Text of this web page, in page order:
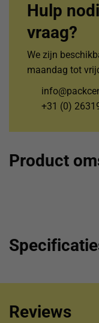
Hulp
vraag?
We zijn
maandag tot
+31 (0)
Product
Reviews